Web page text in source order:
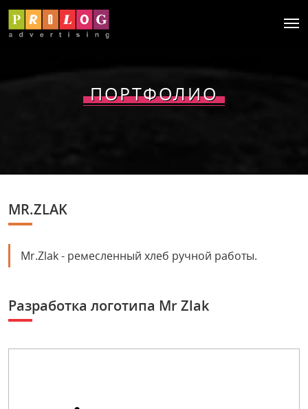
ПОРТФОЛИО
MR.ZLAK
Mr.Zlak - ремесленный хлеб ручной работы.
Разработка логотипа Mr Zlak